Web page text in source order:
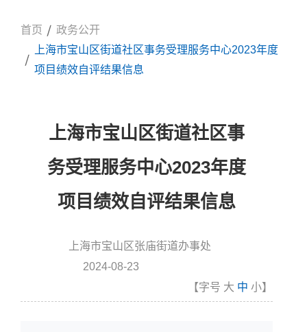
首页
政务公开
上海市宝山区街道社区事务受理服务中心2023年度
项目绩效自评结果信息
上海市宝山区街道社区事
务受理服务中心2023年度
项目绩效自评结果信息
上海市宝山区张庙街道办事处
2024-08-23
【字号 大 中 小】